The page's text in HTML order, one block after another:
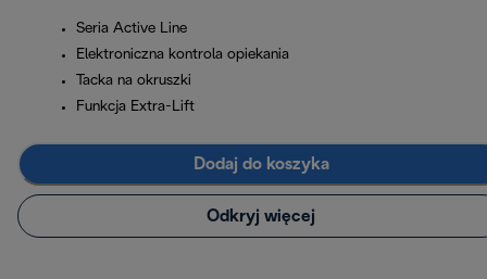
Seria Active Line
Elektroniczna kontrola opiekania
Tacka na okruszki
Funkcja Extra-Lift
Dodaj do koszyka
Odkryj więcej